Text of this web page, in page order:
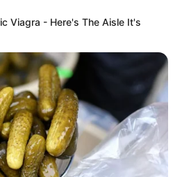
Viagra - Here's The Aisle It's